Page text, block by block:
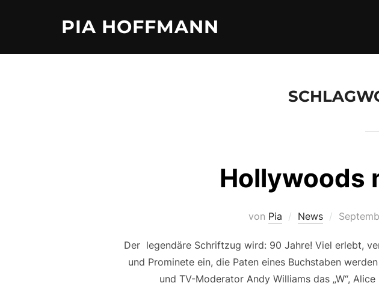
PIA HOFFMANN
Hollywoods
von Pia News
Der legendäre Schriftzug wird: 90 Jahre! Viel erlebt,
und Prominete ein, die Paten eines Buchstaben
und TV-Moderator Andy Williams das „W“,